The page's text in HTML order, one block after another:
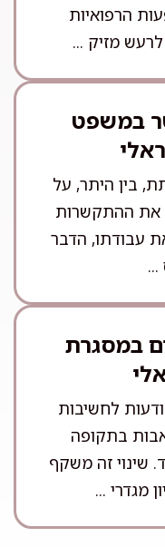
הרפואיות
מזיק ...
במשפט
בין היתר, על
את ההתקשרות
עבודתו, הדבר
במסגרת
לחשיבות
בתקופה
שינוי זה משקף
מגדרי ...